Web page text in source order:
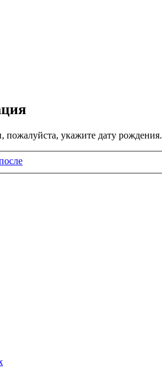
пожалуйста, укажите дату рождения.